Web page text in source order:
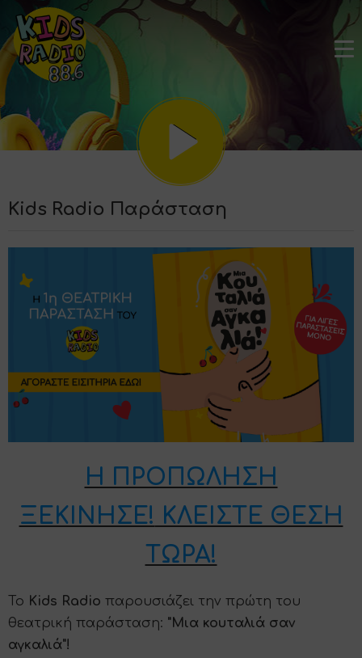
Kids Radio Παράσταση
Η ΠΡΟΠΩΛΗΣΗ
ΞΕΚΙΝΗΣΕ! ΚΛΕΙΣΤΕ ΘΕΣΗ
ΤΩΡΑ!
Το Kids Radio παρουσιάζει την πρώτη του
θεατρική παράσταση: "Μια κουταλιά σαν
αγκαλιά"!